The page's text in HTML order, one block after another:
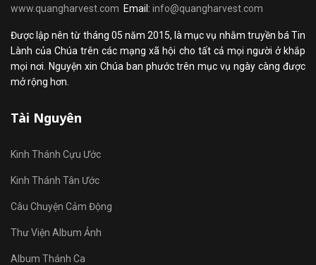
www.quangharvest.com Email: info@quangharvest.com
Được lập nên từ tháng 05 năm 2015, là mục vụ nhằm truyền bá Tin
Lành của Chúa trên các mạng xã hội cho tất cả mọi người ở khắp
mọi nơi. Nguyện xin Chúa ban phước trên mục vụ ngày càng được
mở rộng hơn.
Tài Nguyên
Kinh Thánh Cựu Ước
Kinh Thánh Tân Ước
Câu Chuyện Cảm Động
Thư Viện Album Ảnh
Album Thánh Ca